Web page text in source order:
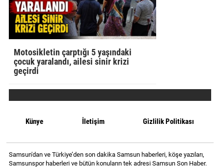
Motosikletin çarptığı 5 yaşındaki
çocuk yaralandı, ailesi sinir krizi
geçirdi
Künye İletişim Gizlilik Politikası
Samsun'dan ve Türkiye’den son dakika Samsun haberleri, köşe yazıları,
Samsunspor haberleri ve bütün konuların tek adresi Samsun Son Haber.